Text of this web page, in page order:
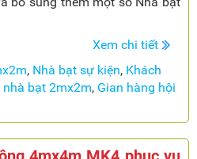
Xem chi tiết
, Nhà bạt sự kiện, Khách
nhà bạt 2mx2m, Gian hàng hội